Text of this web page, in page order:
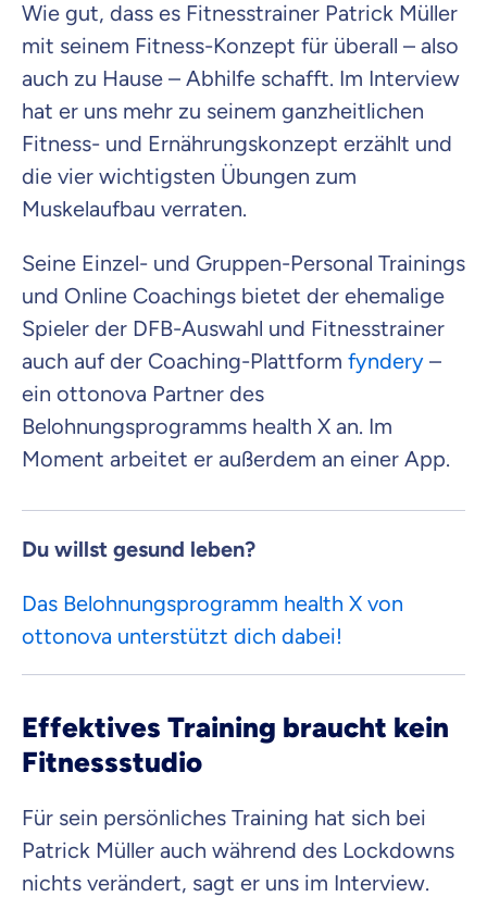
Wie gut, dass es Fitnesstrainer Patrick Müller
mit seinem Fitness-Konzept für überall – also
auch zu Hause – Abhilfe schafft. Im Interview
hat er uns mehr zu seinem ganzheitlichen
Fitness- und Ernährungskonzept erzählt und
die vier wichtigsten Übungen zum
Muskelaufbau verraten.
Seine Einzel- und Gruppen-Personal Trainings
und Online Coachings bietet der ehemalige
Spieler der DFB-Auswahl und Fitnesstrainer
auch auf der Coaching-Plattform fyndery –
ein ottonova Partner des
Belohnungsprogramms health X an. Im
Moment arbeitet er außerdem an einer App.
Du willst gesund leben?
Das Belohnungsprogramm health X von
ottonova unterstützt dich dabei!
Effektives Training braucht kein
Fitnessstudio
Für sein persönliches Training hat sich bei
Patrick Müller auch während des Lockdowns
nichts verändert, sagt er uns im Interview.
Versicherung
Beamten
Versicherung
Zahnzusatz
Versicherung
Krankenhaus
Versicherung